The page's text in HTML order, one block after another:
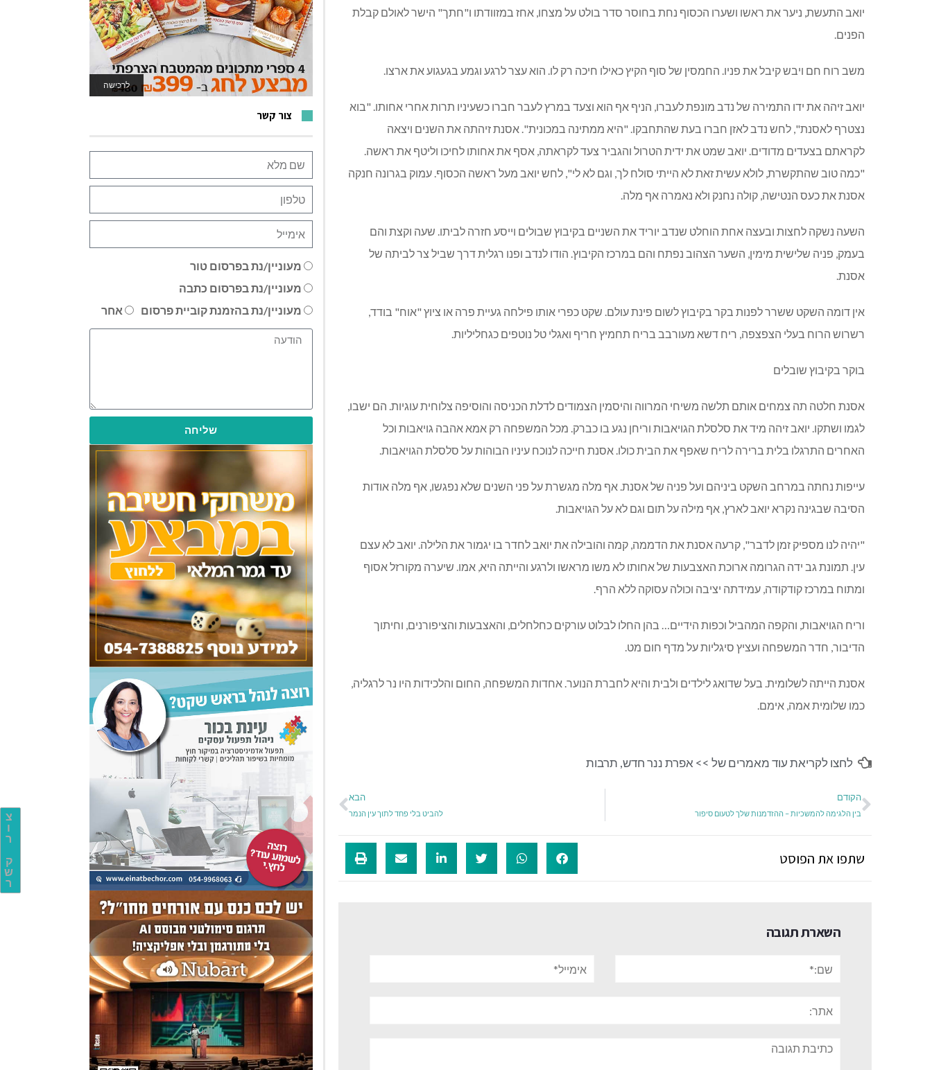
צ
ו
ר
ק
ש
ר
יואב התעשת, ניער את ראשו ושערו הכסוף נחת בחוסר סדר בולט על מצחו, אחז במזוודתו ו"חתך" הישר לאולם קבלת
הפנים.
משב רוח חם ויבש קיבל את פניו. החמסין של סוף הקיץ כאילו חיכה רק לו. הוא עצר לרגע וגמע בגעגוע את ארצו.
יואב זיהה את ידו התמירה של נדב מונפת לעברו, הניף אף הוא וצעד במרץ לעבר חברו כשעיניו תרות אחרי אחותו. "בוא
נצטרף לאסנת", לחש נדב לאזן חברו בעת שהתחבקו. "היא ממתינה במכונית". אסנת זיהתה את השנים ויצאה
לקראתם בצעדים מדודים. יואב שמט את ידית הטרול והגביר צעד לקראתה, אסף את אחותו לחיכו וליטף את ראשה.
"כמה טוב שהתקשרת, לולא עשית זאת לא הייתי סולח לך, וגם לא לי", לחש יואב מעל ראשה הכסוף. עמוק בגרונה חנקה
אסנת את כעס הנטישה, קולה נחנק ולא נאמרה אף מלה.
השעה נשקה לחצות ובעצה אחת הוחלט שנדב יוריד את השניים בקיבוץ שבולים וייסע חזרה לביתו. שעה וקצת והם
בעמק, פניה שלישית מימין, השער הצהוב נפתח והם במרכז הקיבוץ. הודו לנדב ופנו רגלית דרך שביל צר לביתה של
אסנת.
אין דומה השקט ששרר לפנות בקר בקיבוץ לשום פינת עולם. שקט כפרי אותו פילחה געיית פרה או ציוץ "אוח" בודד,
רשרוש הרוח בעלי הצפצפה, ריח דשא מעורבב בריח תחמיץ חריף ואגלי טל נוטפים כגחליליות.
בוקר בקיבוץ שובלים
אסנת חלטה תה צמחים אותם תלשה משיחי המרווה והיסמין הצמודים לדלת הכניסה והוסיפה צלוחית עוגיות. הם ישבו,
לגמו ושתקו. יואב זיהה מיד את סלסלת הגויאבות וריחן נגע בו כברק. מכל המשפחה רק אמא אהבה גויאבות וכל
האחרים התרגלו בלית ברירה לריח שאפף את הבית כולו. אסנת חייכה לנוכח עיניו הבוהות על סלסלת הגויאבות.
עייפות נחתה במרחב השקט ביניהם ועל פניה של אסנת. אף מלה מגשרת על פני השנים שלא נפגשו, אף מלה אודות
הסיבה שבגינה נקרא יואב לארץ, אף מילה על תום וגם לא על הגויאבות.
"יהיה לנו מספיק זמן לדבר", קרעה אסנת את הדממה, קמה והובילה את יואב לחדר בו יגמור את הלילה. יואב לא עצם
עין. תמונת גב ידה הגרומה ארוכת האצבעות של אחותו לא משו מראשו ולרגע והייתה היא, אמו. שיערה מקורזל אסוף
ומתוח במרכז קודקודה, עמידתה יציבה וכולה עסוקה ללא הרף.
וריח הגויאבות, והקפה המהביל וכפות הידיים… בהן החלו לבלוט עורקים כחלחלים, והאצבעות והציפורנים, וחיתוך
הדיבור, חדר המשפחה ועציץ סיגליות על מדף חום מט.
אסנת הייתה לשלומית. בעל שדואג לילדים ולבית והיא לחברת הנוער. אחדות המשפחה, החום והלכידות היו נר לרגליה,
כמו שלומית אמה, אימם.
לחצו לקריאת עוד מאמרים של >> אפרת ננר חדש, תרבות
הקודם
בין הלגימה להמשכיות – ההזדמנות שלך לטעום סיפור
הבא
להביט בלי פחד לתוך עין הנמר
שתפו את הפוסט
השארת תגובה
תגובה
לרכישה
לאתר המשחקים
צור קשר
מעוניין/נת בפרסום טור
מעוניין/נת בפרסום כתבה
מעוניין/נת בהזמנת קוביית פרסום
אחר
שליחה